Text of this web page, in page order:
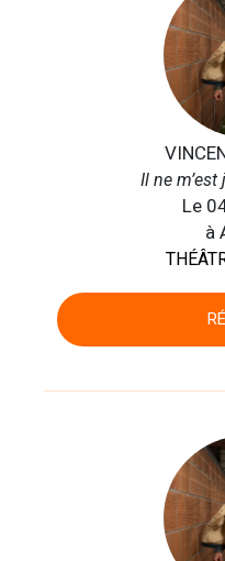
Il ne
Le
à